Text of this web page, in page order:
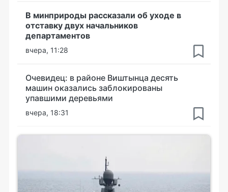
В минприроды рассказали об уходе в
отставку двух начальников
департаментов
вчера, 11:28
Очевидец: в районе Виштынца десять
машин оказались заблокированы
упавшими деревьями
вчера, 18:31